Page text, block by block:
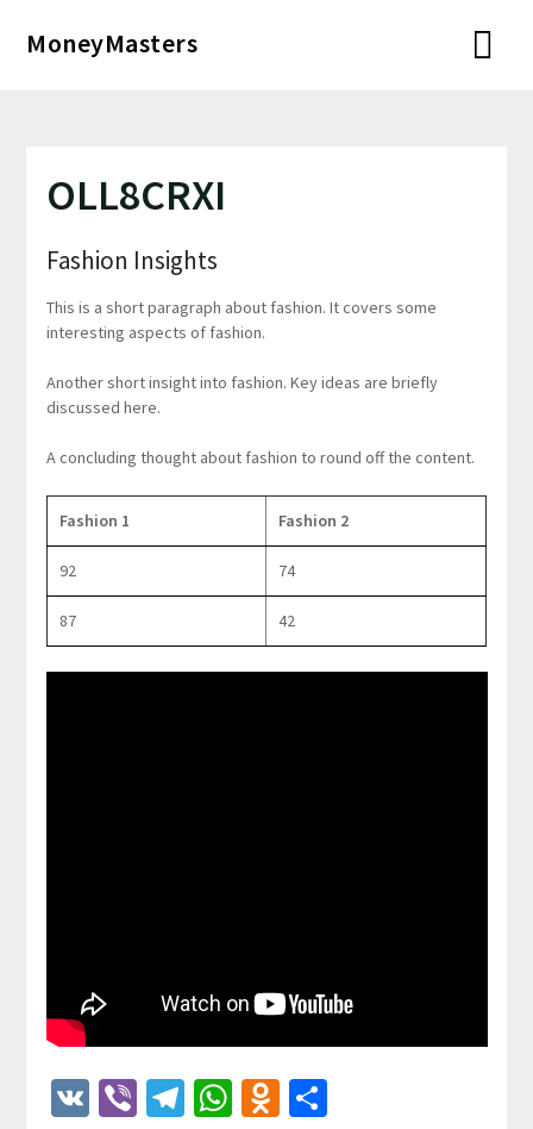
MoneyMasters
OLL8CRXI
Fashion Insights
This is a short paragraph about fashion. It covers some
interesting aspects of fashion.
Another short insight into fashion. Key ideas are briefly
discussed here.
A concluding thought about fashion to round off the content.
Fashion 1 Fashion 2
92 74
87 42
VKViberTelegram
WhatsApp
Odnoklassniki
Отправить